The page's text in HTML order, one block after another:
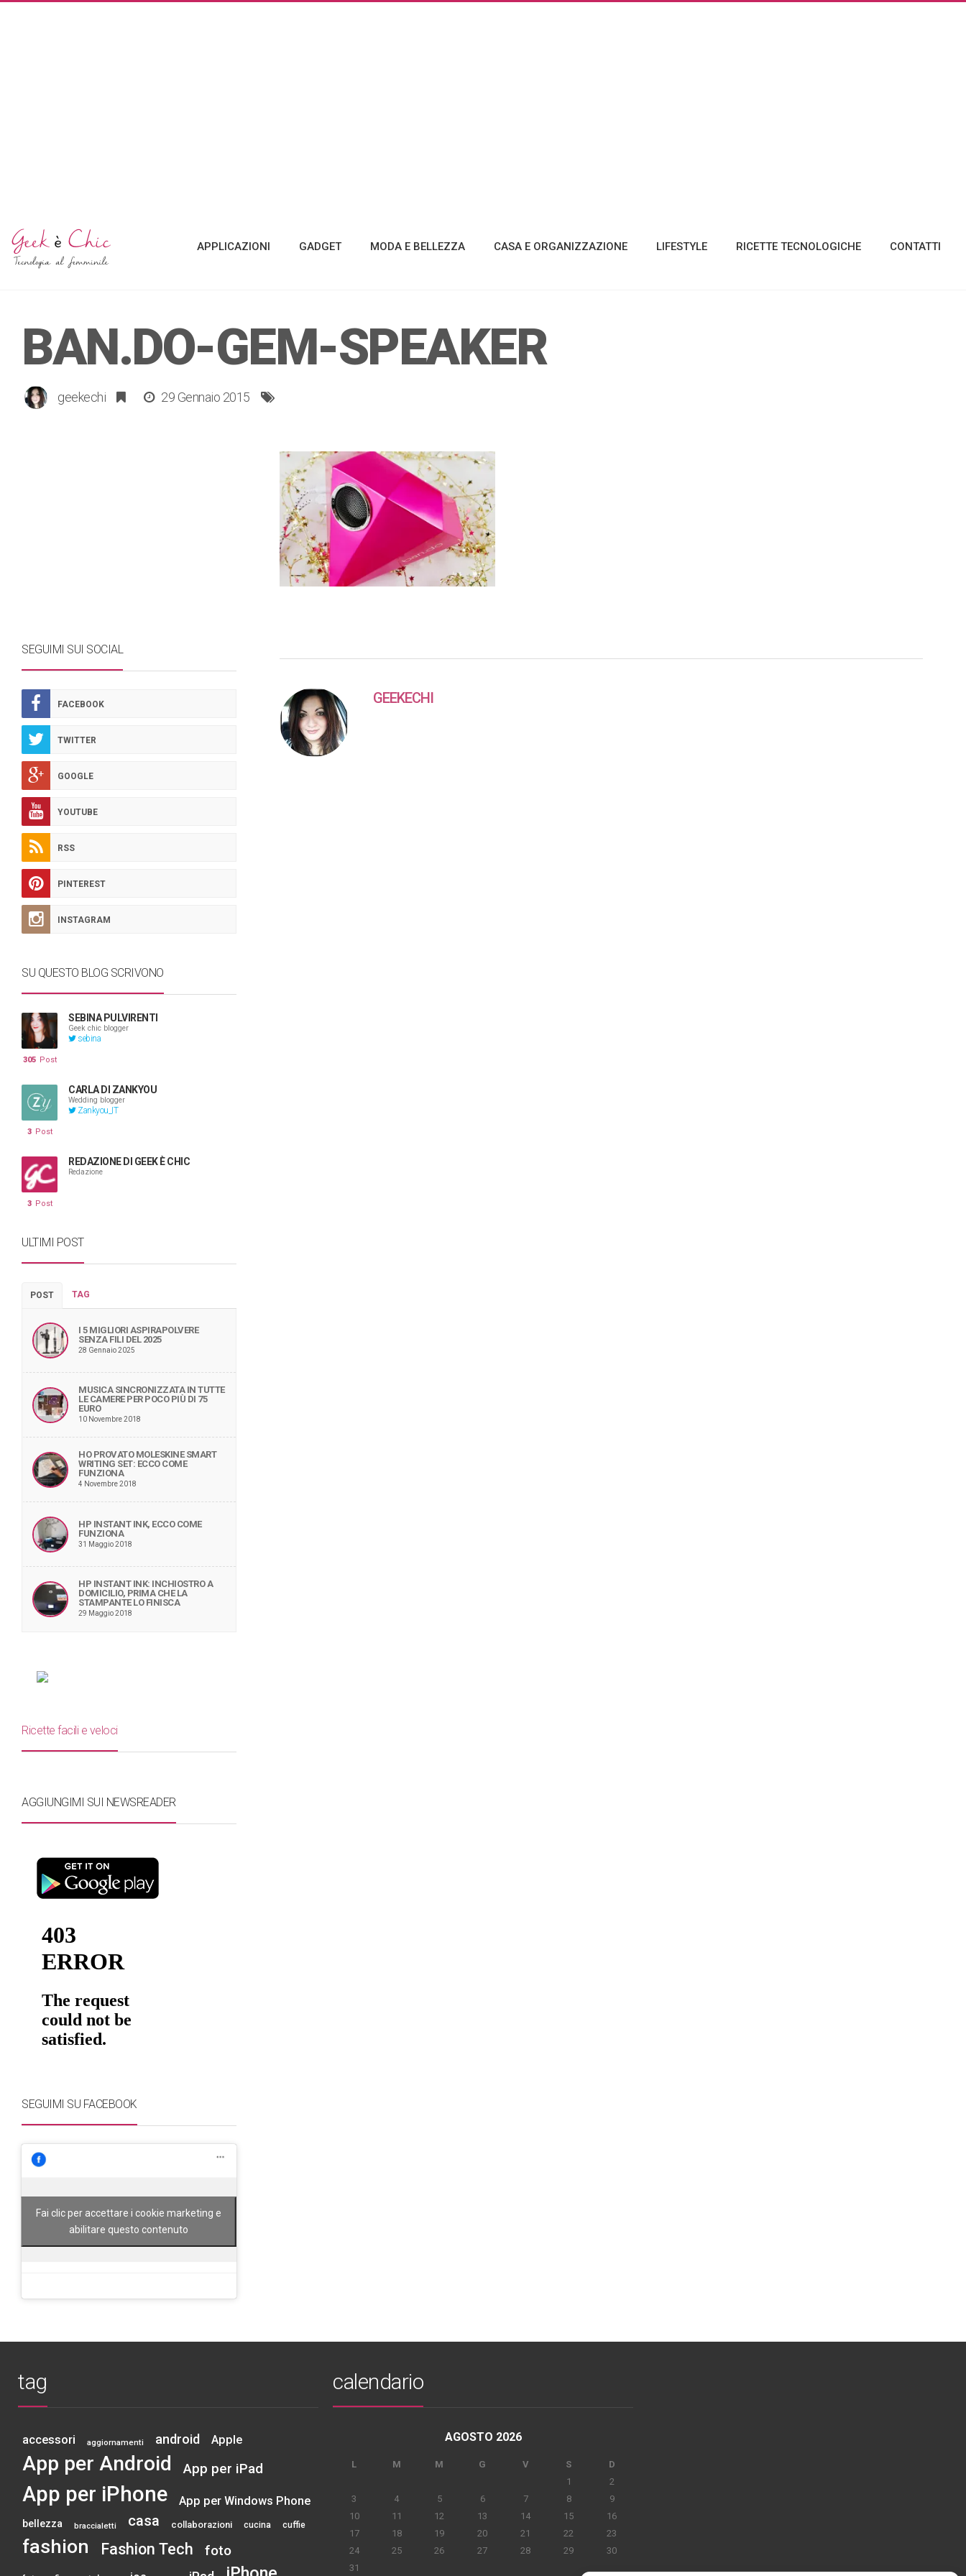
APPLICAZIONI GADGET MODA E BELLEZZA CASA E ORGANIZZAZIONE LIFESTYLE RICETTE TECNOLOGICHE CONTATTI
BAN.DO-GEM-SPEAKER
geekechi 29 Gennaio 2015
GEEKECHI
SEGUIMI SUI SOCIAL
FACEBOOK
TWITTER
GOOGLE
YOUTUBE
RSS
PINTEREST
INSTAGRAM
SU QUESTO BLOG SCRIVONO
SEBINA PULVIRENTI
Geek chic blogger
sebina
305 Post
CARLA DI ZANKYOU
Wedding blogger
Zankyou_IT
3 Post
REDAZIONE DI GEEK È CHIC
Redazione
3 Post
ULTIMI POST
POST TAG
I 5 MIGLIORI ASPIRAPOLVERE
SENZA FILI DEL 2025
28 Gennaio 2025
MUSICA SINCRONIZZATA IN TUTTE
LE CAMERE PER POCO PIÙ DI 75
EURO
10 Novembre 2018
HO PROVATO MOLESKINE SMART
WRITING SET: ECCO COME
FUNZIONA
4 Novembre 2018
HP INSTANT INK, ECCO COME
FUNZIONA
31 Maggio 2018
HP INSTANT INK: INCHIOSTRO A
DOMICILIO, PRIMA CHE LA
STAMPANTE LO FINISCA
29 Maggio 2018
Ricette facili e veloci
AGGIUNGIMI SUI NEWSREADER
SEGUIMI SU FACEBOOK
Fai clic per accettare i cookie marketing e
abilitare questo contenuto
tag
accessori aggiornamenti android Apple
App per Android App per iPad
App per iPhone App per Windows Phone
bellezza braccialetti casa collaborazioni cucina cuffie
fashion Fashion Tech foto
calendario
AGOSTO 2026
L M M G V S
D
1
2
3
4 5 6 7 8
9
10
11 12 13 14 15
16
17
18 19 20 21 22
23
24
25 26 27 28 29
30
31